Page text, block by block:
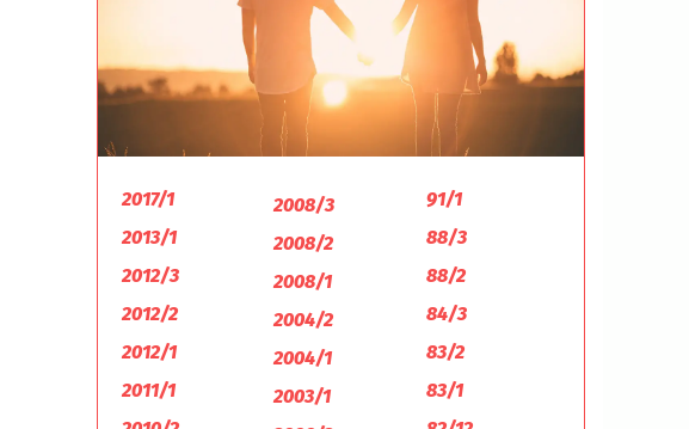
2017/1
2013/1
2012/3
2012/2
2012/1
2011/1
2008/3
2008/2
2008/1
2004/2
2004/1
2003/1
91/1
88/3
88/2
84/3
83/2
83/1